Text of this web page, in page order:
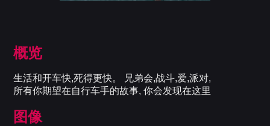
概览
生活和开车快,死得更快。 兄弟会,战斗,爱,派对,
所有你期望在自行车手的故事, 你会发现在这里
图像